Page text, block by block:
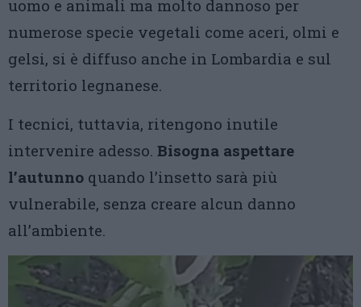
uomo e animali ma molto dannoso per
numerose specie vegetali come aceri, olmi e
gelsi, si è diffuso anche in Lombardia e sul
territorio legnanese.
I tecnici, tuttavia, ritengono inutile
intervenire adesso. Bisogna aspettare
l’autunno quando l’insetto sarà più
vulnerabile, senza creare alcun danno
all’ambiente.